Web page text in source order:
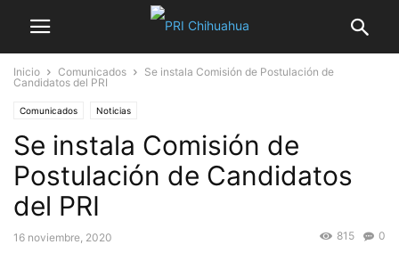
Inicio Comunicados
Se instala Comisión de Postulación de
Candidatos del PRI
Comunicados Noticias
Se instala Comisión de
Postulación de Candidatos
del PRI
16 noviembre, 2020 0
815